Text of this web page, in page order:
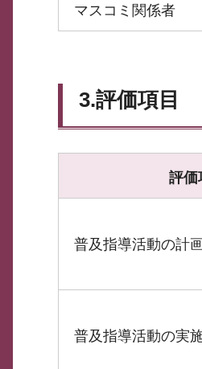
マスコミ関係者
3.評価項目
評価
普及指導活動の計
普及指導活動の実